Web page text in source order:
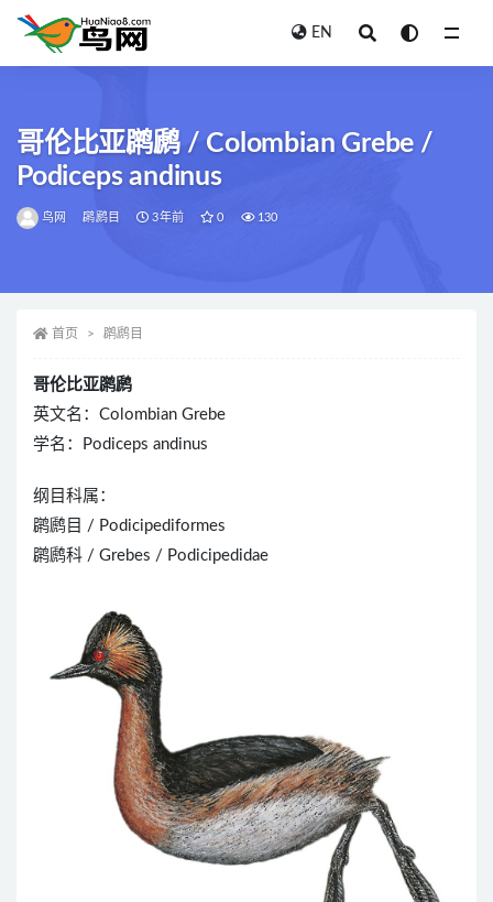
EN
哥伦比亚䴙䴘 / Colombian Grebe /
Podiceps andinus
鸟网 䴙䴘目 3年前 0 130
首页 䴙䴘目
哥伦比亚䴙䴘
英文名：Colombian Grebe
学名：Podiceps andinus
纲目科属：
䴙䴘目 / Podicipediformes
䴙䴘科 / Grebes / Podicipedidae